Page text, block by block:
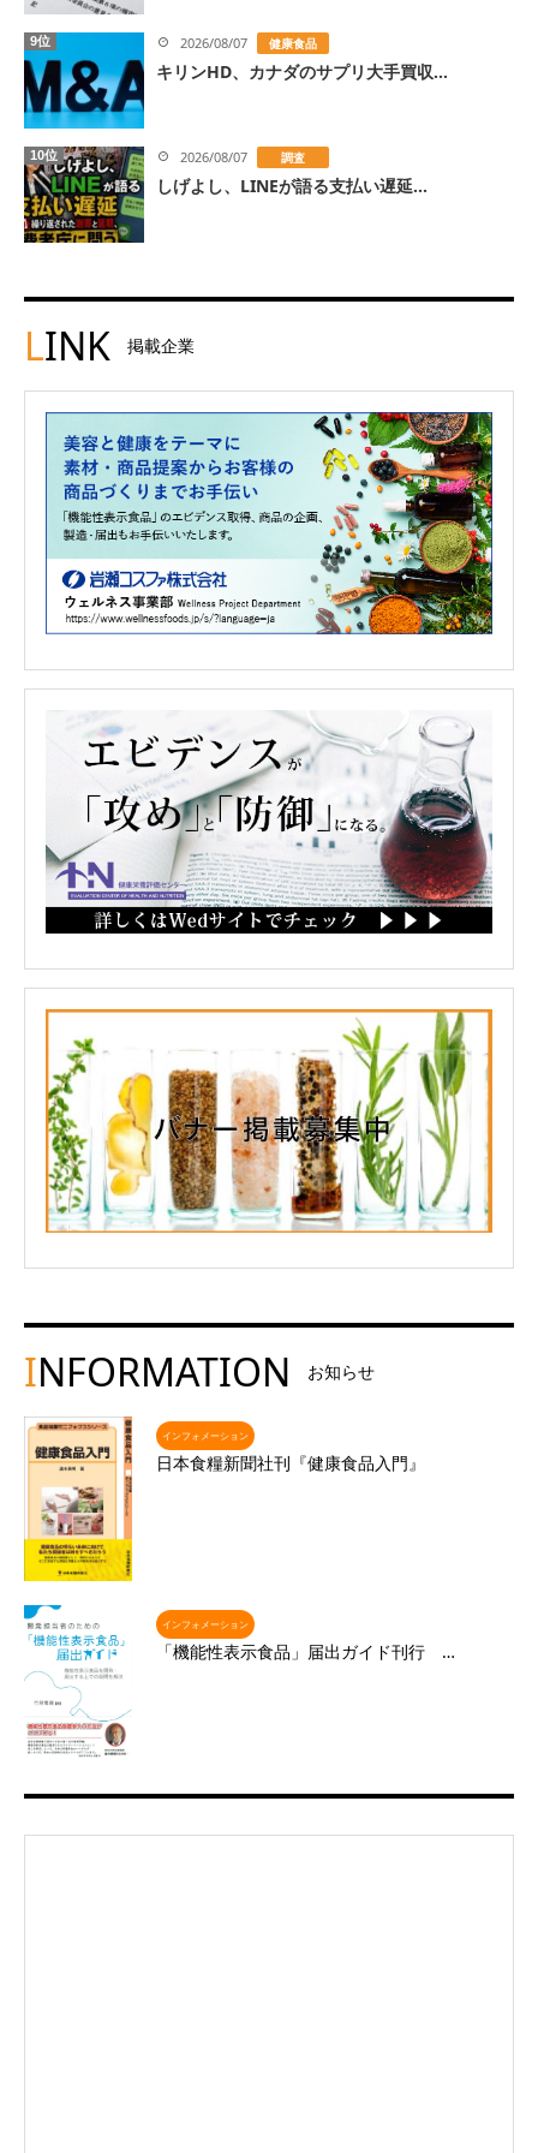
9位 2026/08/07 健康食品
キリンHD、カナダのサプリ大手買収...
10位 2026/08/07 調査
しげよし、LINEが語る支払い遅延...
LINK 掲載企業
INFORMATION お知らせ
インフォメーション
日本食糧新聞社刊『健康食品入門』
インフォメーション
「機能性表示食品」届出ガイド刊行 …